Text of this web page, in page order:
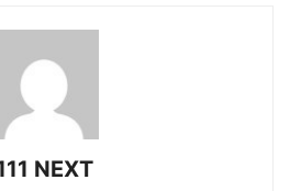
NEXT